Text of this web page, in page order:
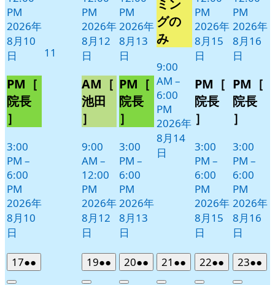
PM
2026年
8月10
日
PM［
院長
］
3:00
PM –
6:00
PM
2026年
8月10
日
11
PM
2026年
8月12
日
AM［
池田
］
9:00
AM –
12:00
PM
2026年
8月12
日
PM
2026年
8月13
日
PM［
院長
］
3:00
PM –
6:00
PM
2026年
8月13
日
日ン
ト)
ミン
グの
み
9:00
AM –
6:00
PM
2026年
8月14
日
PM
2026年
8月15
日
PM［
院長
］
3:00
PM –
6:00
PM
2026年
8月15
日
PM
2026年
8月16
日
PM［
院長
］
3:00
PM –
6:00
PM
2026年
8月16
日
172026
年
●●
件
192026
年
●●
件
202026
年
●●
件
21 2026
年
●●
件
222026
年
●●
件
232026
年
●●
件